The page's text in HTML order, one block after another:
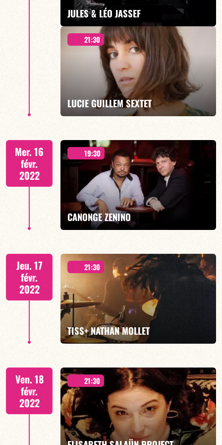
EN SAVOIR PLUS
JULES & LÉO JASSEF
présentent CANÇONETA
21:30
LUCIE GUILLEM SEXTET
EN SAVOIR PLUS
Mer. 16
févr.
2022
19:30
CANONGE ZENINO
EN SAVOIR PLUS
Jeu. 17
févr.
2022
21:30
TISS+ NATHAN MOLLET
2
EN SAVOIR PLUS
Ven. 18
févr.
2022
21:30